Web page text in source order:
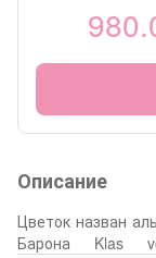
Описание
Цветок назван
Барона Klas